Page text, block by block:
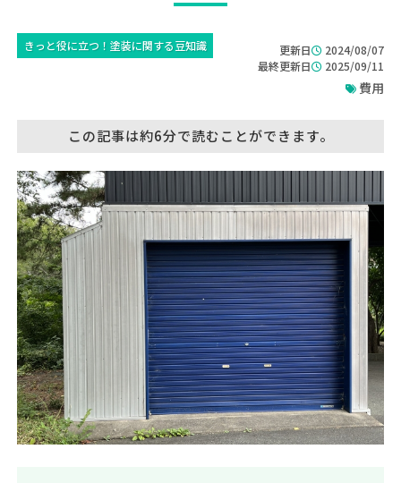
きっと役に立つ！塗装に関する豆知識 更新日
2024/08/07
最終更新日
2025/09/11
費用
この記事は約6分で読むことができます。